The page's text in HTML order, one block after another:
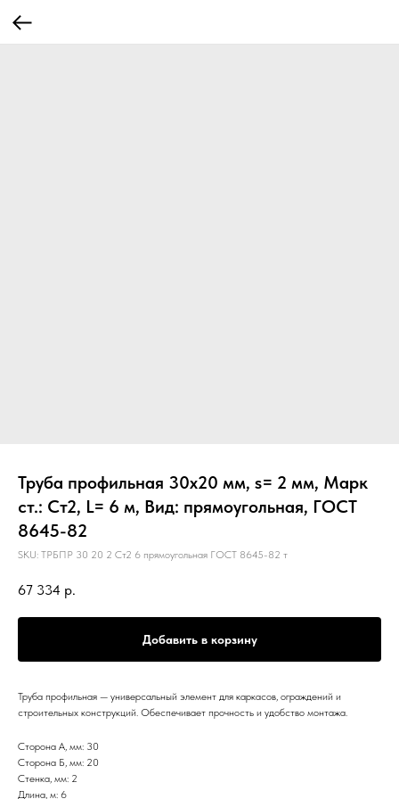
Труба профильная 30х20 мм, s= 2 мм, Марк
ст.: Ст2, L= 6 м, Вид: прямоугольная, ГОСТ
8645-82
SKU: ТРБПР 30 20 2 Ст2 6 прямоугольная ГОСТ 8645-82 т
67 334 р.
Добавить в корзину
Труба профильная — универсальный элемент для каркасов, ограждений и
строительных конструкций. Обеспечивает прочность и удобство монтажа.
Сторона А, мм: 30
Сторона Б, мм: 20
Стенка, мм: 2
Длина, м: 6